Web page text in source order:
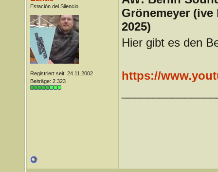
Estación del Silencio
Registriert seit: 24.11.2002
Beiträge: 2.323
Grönemeyer (ive
2025)
Hier gibt es den
https://